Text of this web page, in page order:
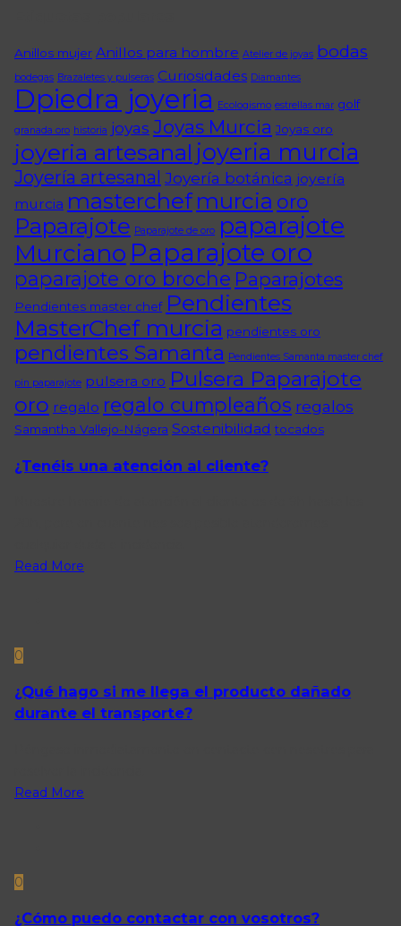
Anillos mujer Anillos para hombre Atelier de joyas bodas
bodegas Brazaletes y pulseras Curiosidades Diamantes
Dpiedra joyeria Ecologismo estrellas mar golf
granada oro historia joyas Joyas Murcia Joyas oro
joyeria artesanal joyeria murcia
Joyería artesanal Joyería botánica joyería
murcia masterchef murcia oro
Paparajote Paparajote de oro paparajote
Murciano Paparajote oro
paparajote oro broche Paparajotes
Pendientes master chef Pendientes
MasterChef murcia pendientes oro
pendientes Samanta Pendientes Samanta master chef
pin paparajote pulsera oro Pulsera Paparajote
oro regalo regalo cumpleaños regalos
Samantha Vallejo-Nágera Sostenibilidad tocados
¿Tenéis una atención al cliente?
Read More
0
¿Qué hago si me llega el producto dañado
durante el transporte?
Read More
0
¿Cómo puedo contactar con vosotros?